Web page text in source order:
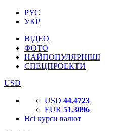
РУС
УКР
ВІДЕО
ФОТО
НАЙПОПУЛЯРНІШІ
СПЕЦПРОЕКТИ
USD
USD 44.4723
EUR 51.3096
Всі курси валют